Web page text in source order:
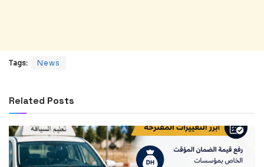
Tags: News
Related Posts